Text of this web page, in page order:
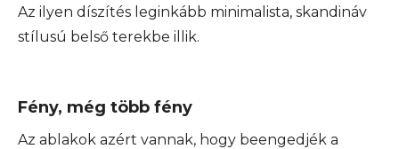
Az ilyen díszítés leginkább minimalista, skandináv
stílusú belső terekbe illik.
Fény, még több fény
Az ablakok azért vannak, hogy beengedjék a